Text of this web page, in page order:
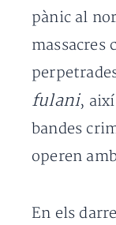
pànic al
massacres
fulani,
bandes
operen
En els